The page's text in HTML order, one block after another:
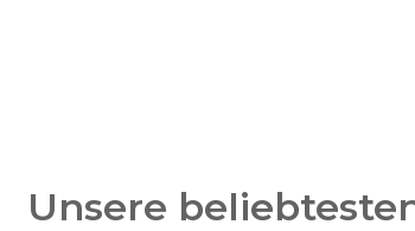
Unsere